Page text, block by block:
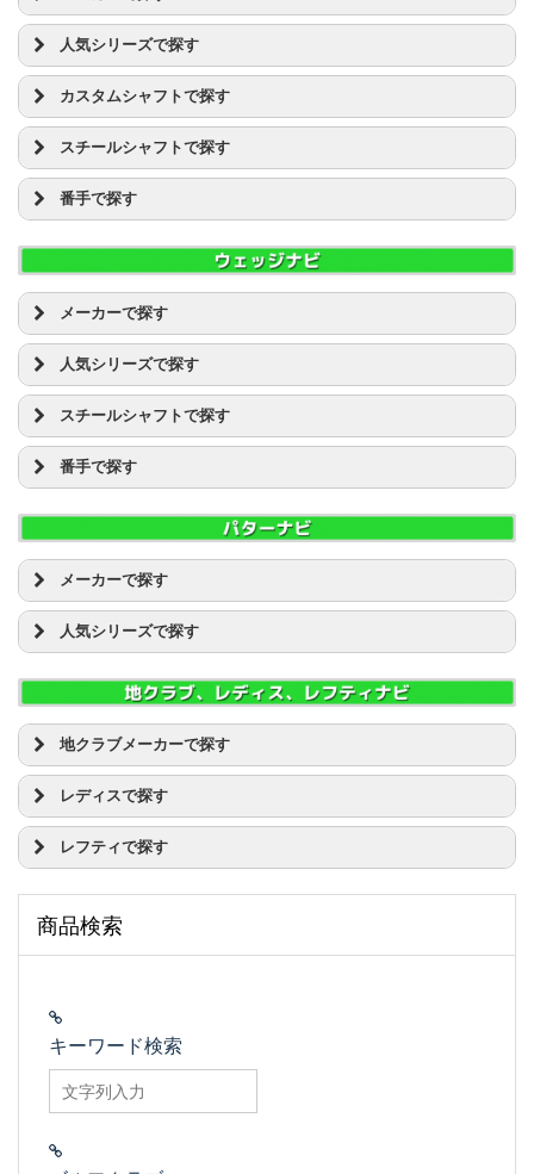
マスターズ [1]
マルマン [10]
ミズノ [28]
ムジーク(muziik) [2]
ヤマハ [29]
ヨネックス [2]
リョーマ(RYOMA) ゴルフ [2]
ロイヤルコレクション [5]
マルマン マジェスティ
ミズノ JPX
ミズノ MP CRAFT
ヤマハ インプレス
ヤマハ RMX(リミックス)
ヨネックス EZONE
Speeder 569 エボリューション
Speeder 661 エボリューション
Speeder 757 エボリューション
FUBUKI V
FUBUKI AT
FUBUKI J
FUBUKI K
FUBUKI ZT
FUBUKI α
KURO KAGE XD
KURO KAGE XM
KURO KAGE XT
TENSEI CK PRO
ディアマナ BF
ディアマナ DF
ディアマナ RF
ディアマナ ZF
ディアマナ B
ディアマナ R
ブリヂストン PHYZ(ファイズ)
ブリヂストン ツアーステージ Xドライブ
ブリヂストン ツアーステージ VIQ
プロギア egg
プロギア RS
ホンマ BERES
ホンマ TOUR WORLD(ツアーワールド)
ホンマ Be ZEAL(ビジール)
マルマン シャトル
マルマン マジェスティ
ミズノ JPX
ミズノ MP CRAFT
ヤマハ インプレス
ヤマハ RMX(リミックス)
ヨネックス EZONE
ツアーAD TP
ツアーAD VR
ツアーAD XC
ツアーAD HD
クレイジー
ファイアーエクスプレス
LOOP
デザインチューニング
Speeder 474 エボリューション
Speeder 569 エボリューション
Speeder 661 エボリューション
Speeder 757 エボリューション
FUBUKI V
FUBUKI AT
FUBUKI J
FUBUKI K
FUBUKI ZT
FUBUKI α
KURO KAGE XD
KURO KAGE XM
KURO KAGE XT
TENSEI CK PRO
ディアマナ BF
ディアマナ DF
ディアマナ RF
ディアマナ ZF
ディアマナ R
ディアマナ W
ディアマナX X
ダンロップ [23]
テーラーメイド [4]
ピン [2]
フォーティーン [1]
ブリヂストン [1]
プロギア [1]
マルマン [1]
ミズノ [4]
ムジーク(muziik) [1]
ダイワ(グローブライド） ONOFF
ダンロップ ゼクシオ(XXIO)
ダンロップ スリクソン(SRIXON)
テーラーメイド ロケットボールズ(ROCKET BALLZ)
テーラーメイド GLOIRE(グローレ)
テーラーメイド Mシリーズ
テーラーメイド SLDR
ナイキ VAPOR(ヴェイパー)
ピン G30
ブリヂストン TOUR B
ブリヂストン PHYZ(ファイズ)
ブリヂストン ツアーステージ X ブレード
ブリヂストン ツアーステージ VIQ
プロギア egg
プロギア RS
ホンマ BERES
ホンマ TOUR WORLD(ツアーワールド)
ホンマ Be ZEAL(ビジール)
マルマン シャトル
マルマン マジェスティ
ミズノ JPX
ミズノ MP
ヤマハ インプレス
ヤマハ RMX(リミックス)
ヨネックス EZONE
NSプロ 950GH
NSプロ MODUS3 TOUR105
NSプロ MODUS3 TOUR120
NSプロ MODUS3 TOUR125
NSプロ ZELOS
プロジェクトX
ライフル
8本セット
9本セット
10本セット
PXG [2]
Waoww [1]
イオンスポーツ [2]
エポンゴルフ(EPON) [1]
キャスコ [1]
キャロウェイ [13]
タイトリスト [1]
ダンロップ [10]
テーラーメイド [4]
ナイキ [1]
ピン [8]
ブリヂストン [8]
プロギア [1]
ミズノ [4]
ヤマハ [3]
ロイヤルコレクション [2]
人気シリーズで探す
キャロウェイ EPIC
キャロウェイ ROGUE(ローグ）
キャロウェイ X HOT
キャロウェイ X2 HOT
タイトリスト 913
タイトリスト 915
タイトリスト VG3
ダイワ(グローブライド） ONOFF
ダンロップ ゼクシオ(XXIO)
ダンロップ スリクソン(SRIXON)
テーラーメイド ロケットボールズ(ROCKET BALLZ)
テーラーメイド GLOIRE(グローレ)
テーラーメイド Mシリーズ
テーラーメイド SLDR
ナイキ VAPOR(ヴェイパー)
ピン G30
ブリヂストン JGR
ブリヂストン TOUR B
ブリヂストン PHYZ(ファイズ)
ブリヂストン ツアーステージ VIQ
プロギア egg
プロギア RS
ホンマ BERES
ホンマ TOUR WORLD(ツアーワールド)
ホンマ Be ZEAL(ビジール)
マルマン マジェスティ
ミズノ JPX
ミズノ MP
ヤマハ インプレス
カスタムシャフトで探す
UST マミヤ ATTAS
ツアーAD
ディアマナ
ランバックス
MCI
スチールシャフトで探す
D/G
D/G ツアーイシュー
NSプロ 850GH
NSプロ 950GH
NSプロ MODUS3 TOUR105
NSプロ MODUS3 TOUR120
NSプロ MODUS3 TOUR125
NSプロ ZELOS
プロジェクトX
ライフル
番手で探す
U3
U4
U5
U6
U7
メーカーで探す
RAZZLE DAZZLE(ラズルダズル) [1]
RomaRo(ロマロ) [1]
WOSS [1]
三浦技研 [1]
カムイ [3]
キャスコ [1]
キャロウェイ [17]
クリーブランド [16]
コブラ [3]
タイトリスト [32]
ダンロップ [1]
テーラーメイド [15]
ピン [1]
ブリヂストン [5]
マジェスティゴルフ(マルマン) [2]
ミズノ [9]
ヤマハ [3]
人気シリーズで探す
キャスコ ドルフィン
キャロウェイ JAWS
キャロウェイ MACK DADDY
クリーブランド RTX
タイトリスト ボーケイ
ピン GLIDE(グライド)
ピン TOUR GORGE
ブリヂストン TOUR B
ブリヂストン ツアーステージ
ホンマ BERES
ミズノ MP
ヤマハ インプレス
ヤマハ RMX(リミックス)
リンクス リンクス マジックマリガン(Magic Mulligan
)
スチールシャフトで探す
D/G
D/G ツアーイシュー
NSプロ 850GH
NSプロ 950GH
NSプロ MODUS3 TOUR105
NSプロ MODUS3 TOUR120
NSプロ MODUS3 TOUR125
NSプロ ZELOS
プロジェクトX
ライフル
番手で探す
AW
SW
LW
メーカーで探す
L.A.B. GOLF [2]
Yes! [3]
ダンロップ [1]
テーラーメイド [7]
ピン [3]
ブリヂストン [1]
人気シリーズで探す
オデッセイ EXO(エクソー)
オデッセイ METAL-X
オデッセイ O-WORKS(オーワークス)
オデッセイ STROKE LAB(ストロークラボ)
オデッセイ TANK(タンク)
オデッセイ TOULON(トゥーロン)
オデッセイ Toe Up(トゥ アップ)
オデッセイ VERSA(ヴァーサ)
オデッセイ WORKS(ワークス)
オデッセイ ブラックシリーズ
オデッセイ ホワイト アイス
オデッセイ トライホット
オデッセイ 2-Ball
タイトリスト スコッティ・キャメロン
テーラーメイド GHOST
テーラーメイド TP コレクション
地クラブメーカーで探す
A DESIGN GOLF
ABROAD(アブロード)
AFD
AXIS GOLF(アクシスゴルフ)
BIRTH(バース)
BUDDY
FREIHEIT(フライハイト)
FUSO DREAM(フソードリーム)
Golden Ratio(ゴールデンレシオ)
レディスで探す
ドライバー
フェアウェイウッド
ウェッジ
パター
レフティで探す
ユーティリティー
アイアンセット
商品検索
キーワード検索
searchfilter_pro